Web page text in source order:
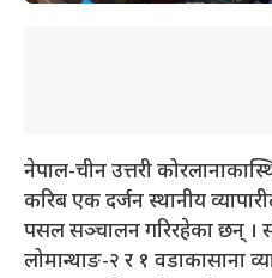
नेपाल-चीन उत्तरी
करिब एक दर्जन स्थानीय
पसल सञ्चालन गरिरहेका छन् ।
लोमान्थाङ-२ र १ वडाकासाना